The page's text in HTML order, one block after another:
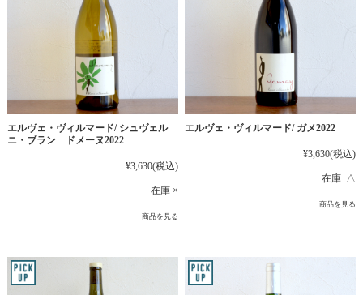
エルヴェ・ヴィルマード/ シュヴェル
ニ・ブラン ドメーヌ2022
¥3,630(税込)
在庫 ×
商品を見る
エルヴェ・ヴィルマード/ ガメ2022
¥3,630(税込)
在庫 △
商品を見る